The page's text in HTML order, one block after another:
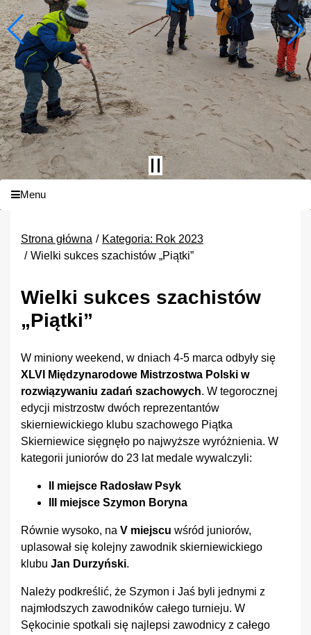
Menu
Strona główna
Kategoria: Rok 2023
Wielki sukces szachistów „Piątki”
Wielki sukces szachistów
„Piątki”
W miniony weekend, w dniach 4-5 marca odbyły się
XLVI Międzynarodowe Mistrzostwa Polski w
rozwiązywaniu zadań szachowych. W tegorocznej
edycji mistrzostw dwóch reprezentantów
skierniewickiego klubu szachowego Piątka
Skierniewice sięgnęło po najwyższe wyróżnienia. W
kategorii juniorów do 23 lat medale wywalczyli:
II miejsce Radosław Psyk
III miejsce Szymon Boryna
Równie wysoko, na V miejscu wśród juniorów,
uplasował się kolejny zawodnik skierniewickiego
klubu Jan Durzyński.
Należy podkreślić, że Szymon i Jaś byli jednymi z
najmłodszych zawodników całego turnieju. W
Sękocinie spotkali się najlepsi zawodnicy z całego